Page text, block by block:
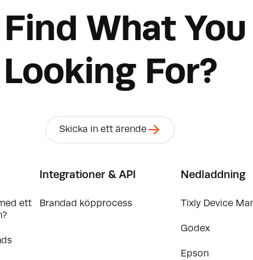
Find What
Looking For?
Skicka in ett ärende
ett
Integrationer & API
Brandad köpprocess
Nedladdning
Tixly Device
Godex
Epson